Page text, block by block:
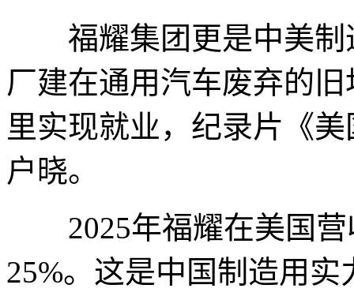
福耀集团更是中美制
厂建在通用汽车废弃的
里实现就业，纪录片《
户晓。
2025年福耀在美国营
25%。这是中国制造用